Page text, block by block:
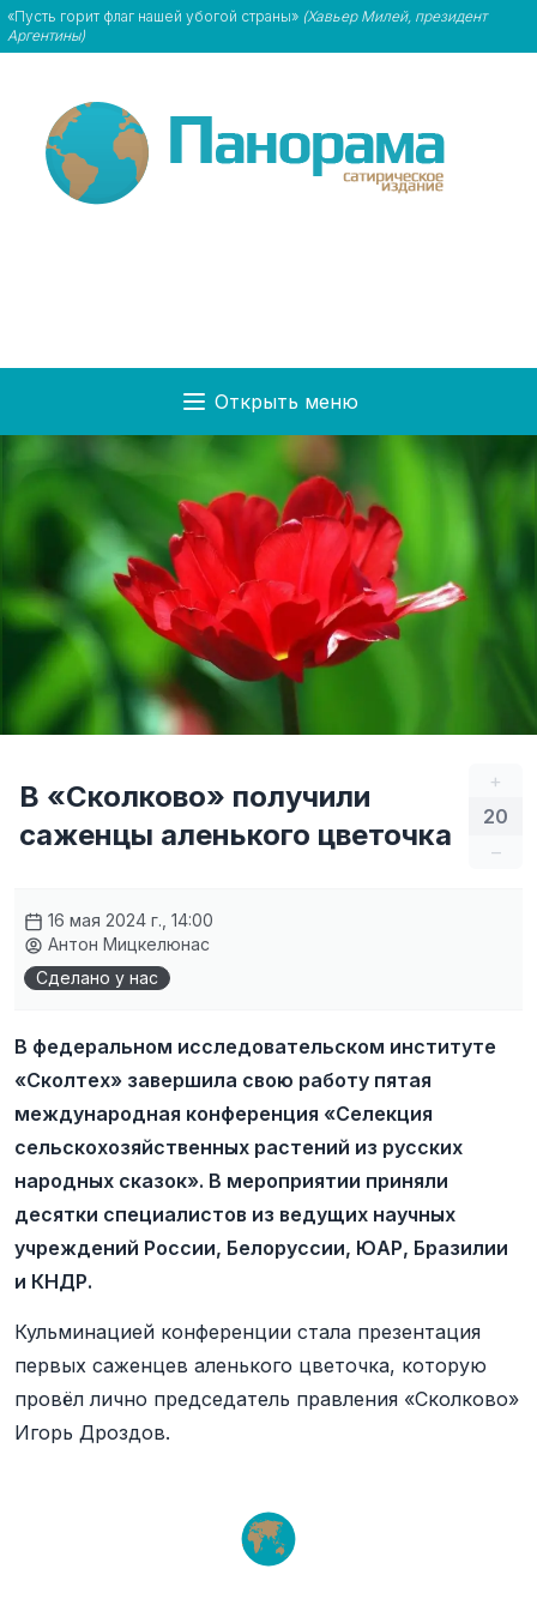
«Пусть горит флаг нашей убогой страны» (Хавьер Милей, президент
Аргентины)
Открыть меню
+
20
–
В «Сколково» получили
саженцы аленького цветочка
16 мая 2024 г., 14:00
Антон Мицкелюнас
Сделано у нас
В федеральном исследовательском институте
«Сколтех» завершила свою работу пятая
международная конференция «Селекция
сельскохозяйственных растений из русских
народных сказок». В мероприятии приняли
десятки специалистов из ведущих научных
учреждений России, Белоруссии, ЮАР, Бразилии
и КНДР.
Кульминацией конференции стала презентация
первых саженцев аленького цветочка, которую
провёл лично председатель правления «Сколково»
Игорь Дроздов.